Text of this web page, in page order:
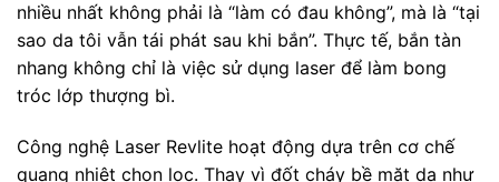
nhiều nhất không phải là “làm có đau không”, mà là “tại
sao da tôi vẫn tái phát sau khi bắn”. Thực tế, bắn tàn
nhang không chỉ là việc sử dụng laser để làm bong
tróc lớp thượng bì.
Công nghệ Laser Revlite hoạt động dựa trên cơ chế
quang nhiệt chọn lọc. Thay vì đốt cháy bề mặt da như